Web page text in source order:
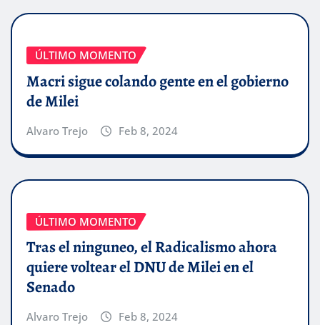
ÚLTIMO MOMENTO
Macri sigue colando gente en el gobierno
de Milei
Alvaro Trejo Feb 8, 2024
ÚLTIMO MOMENTO
Tras el ninguneo, el Radicalismo ahora
quiere voltear el DNU de Milei en el
Senado
Alvaro Trejo Feb 8, 2024